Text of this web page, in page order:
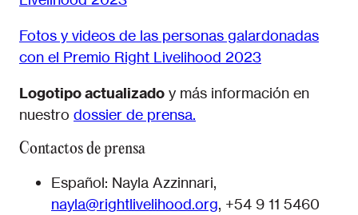
Fotos y videos de las personas galardonadas
con el Premio Right Livelihood 2023
Logotipo actualizado y más información en
nuestro dossier de prensa.
Contactos de prensa
Español: Nayla Azzinnari,
nayla@rightlivelihood.org, +54 9 11 5460